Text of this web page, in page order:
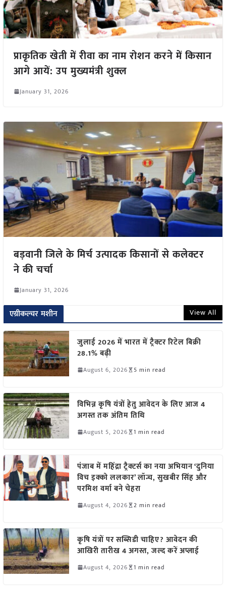
प्राकृतिक खेती में रीवा का नाम रोशन करने में किसान
आगे आयें: उप मुख्यमंत्री शुक्ल
January 31, 2026
बड़वानी जिले के मिर्च उत्पादक किसानों से कलेक्टर
ने की चर्चा
January 31, 2026
एग्रीकल्चर मशीन View All
जुलाई 2026 में भारत में ट्रैक्टर रिटेल बिक्री
28.1% बढ़ी
August 6, 2026 5 min read
विभिन्न कृषि यंत्रों हेतु आवेदन के लिए आज 4
अगस्त तक अंतिम तिथि
August 5, 2026 1 min read
पंजाब में महिंद्रा ट्रैक्टर्स का नया अभियान ‘दुनिया
विच इक्को ललकार’ लॉन्च, सुखबीर सिंह और
परमिश वर्मा बने चेहरा
August 4, 2026 2 min read
कृषि यंत्रों पर सब्सिडी चाहिए? आवेदन की
आखिरी तारीख 4 अगस्त, जल्द करें अप्लाई
August 4, 2026 1 min read